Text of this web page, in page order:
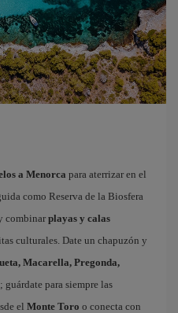
a Menorca para aterrizar en el
como Reserva de la Biosfera
combinarplayas y calas
culturales. Date un chapuzón y
Macarella, Pregonda,
; guárdate para siempre las
el Monte Toro o conecta con